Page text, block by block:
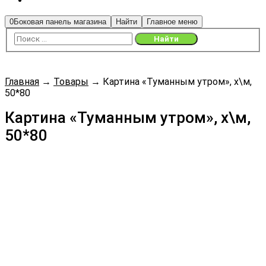
0Боковая панель магазина Найти Главное меню
Главная → Товары → Картина «Туманным утром», х\м,
50*80
Картина «Туманным утром», х\м,
50*80